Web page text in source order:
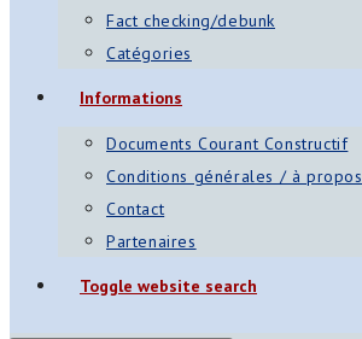
Fact checking/debunk
Catégories
Informations
Documents Courant Constructif
Conditions générales / à propos
Contact
Partenaires
Toggle website search